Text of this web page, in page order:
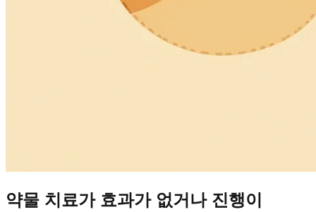
약물 치료가 효과가 없거나 진행이